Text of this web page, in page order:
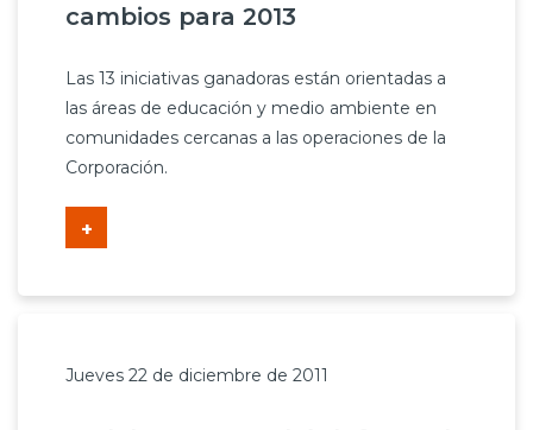
cambios para 2013
Las 13 iniciativas ganadoras están orientadas a
las áreas de educación y medio ambiente en
comunidades cercanas a las operaciones de la
Corporación.
+
Jueves 22 de diciembre de 2011